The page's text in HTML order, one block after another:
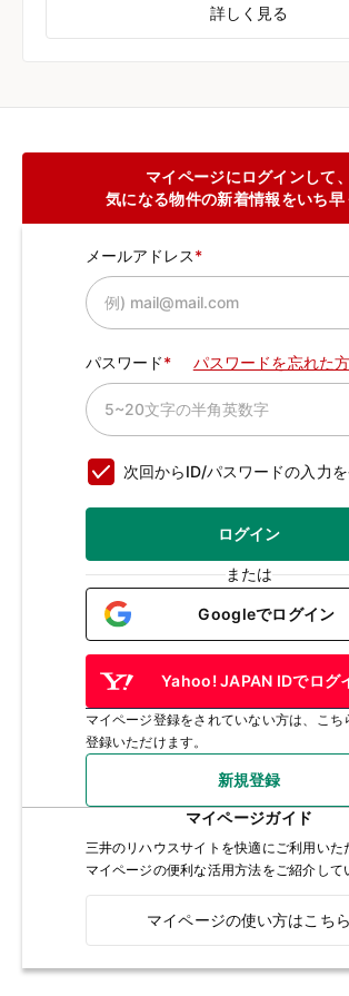
詳しく見る
マイページにログインして、
気になる物件の新着情報をいち早
メールアドレス
パスワード パスワードを忘れた
次回からID/パスワードの入力
ログイン
または
Googleでログイン
Yahoo! JAPAN IDでログ
マイページ登録をされていない方は、こち
登録いただけます。
新規登録
マイページガイド
三井のリハウスサイトを快適にご利用いた
マイページの便利な活用方法をご紹介して
マイページの使い方はこちら